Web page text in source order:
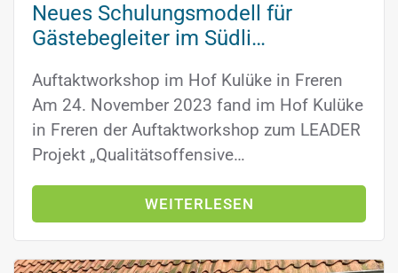
Neues Schulungsmodell für
Gästebegleiter im Südli…
Auftaktworkshop im Hof Kulüke in Freren
Am 24. November 2023 fand im Hof Kulüke
in Freren der Auftaktworkshop zum LEADER
Projekt „Qualitätsoffensive…
WEITERLESEN